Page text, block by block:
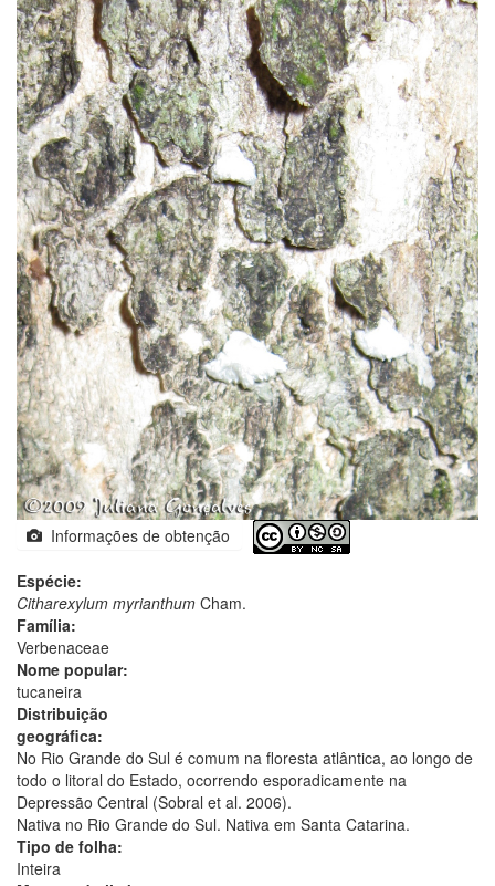
Informações de obtenção
Espécie:
Citharexylum myrianthum Cham.
Família:
Verbenaceae
Nome popular:
tucaneira
Distribuição
geográfica:
No Rio Grande do Sul é comum na floresta atlântica, ao longo de
todo o litoral do Estado, ocorrendo esporadicamente na
Depressão Central (Sobral et al. 2006).
Nativa no Rio Grande do Sul. Nativa em Santa Catarina.
Tipo de folha:
Inteira